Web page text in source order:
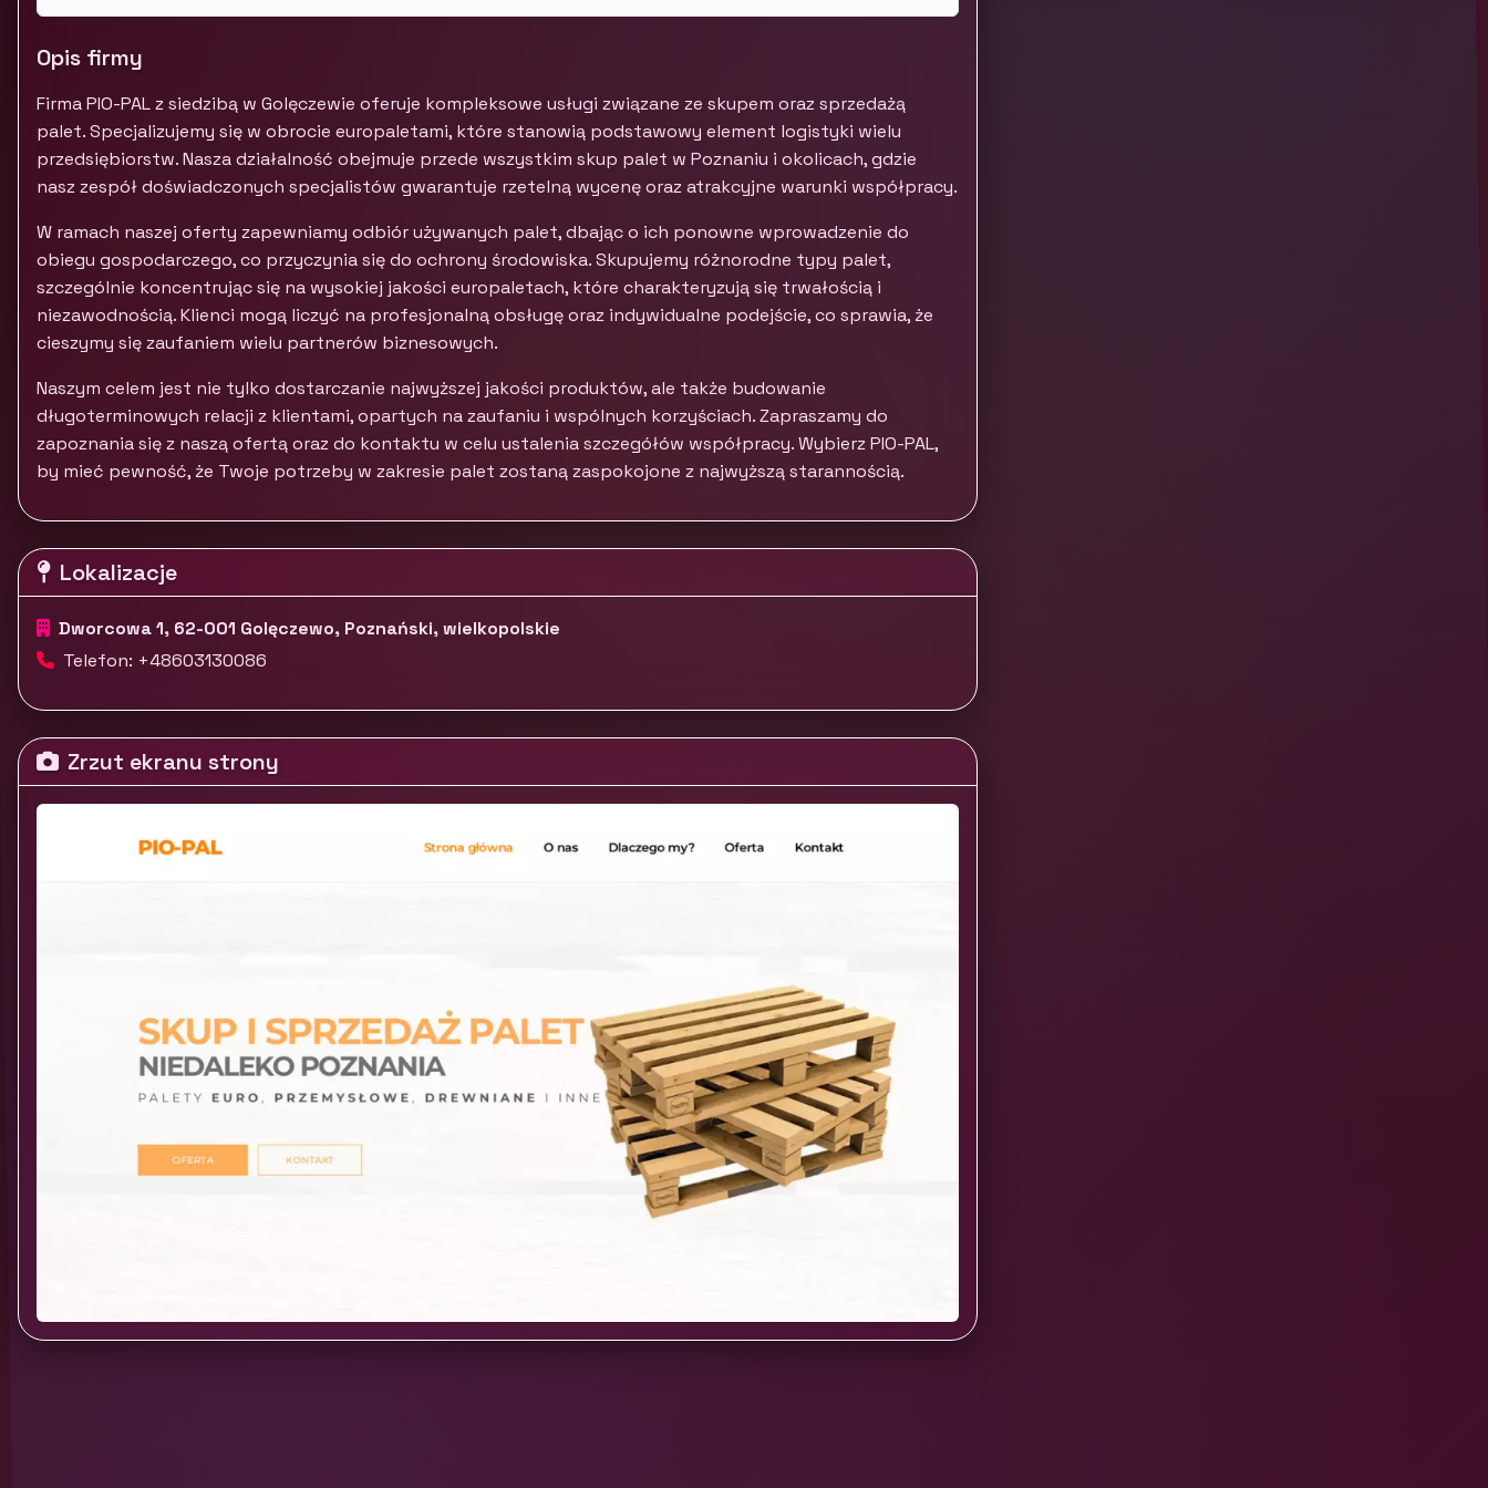
Opis firmy
Firma PIO-PAL z siedzibą w Golęczewie oferuje kompleksowe usługi związane ze skupem oraz sprzedażą
palet. Specjalizujemy się w obrocie europaletami, które stanowią podstawowy element logistyki wielu
przedsiębiorstw. Nasza działalność obejmuje przede wszystkim skup palet w Poznaniu i okolicach, gdzie
nasz zespół doświadczonych specjalistów gwarantuje rzetelną wycenę oraz atrakcyjne warunki współpracy.
W ramach naszej oferty zapewniamy odbiór używanych palet, dbając o ich ponowne wprowadzenie do
obiegu gospodarczego, co przyczynia się do ochrony środowiska. Skupujemy różnorodne typy palet,
szczególnie koncentrując się na wysokiej jakości europaletach, które charakteryzują się trwałością i
niezawodnością. Klienci mogą liczyć na profesjonalną obsługę oraz indywidualne podejście, co sprawia, że
cieszymy się zaufaniem wielu partnerów biznesowych.
Naszym celem jest nie tylko dostarczanie najwyższej jakości produktów, ale także budowanie
długoterminowych relacji z klientami, opartych na zaufaniu i wspólnych korzyściach. Zapraszamy do
zapoznania się z naszą ofertą oraz do kontaktu w celu ustalenia szczegółów współpracy. Wybierz PIO-PAL,
by mieć pewność, że Twoje potrzeby w zakresie palet zostaną zaspokojone z najwyższą starannością.
Lokalizacje
Dworcowa 1, 62-001 Golęczewo, Poznański, wielkopolskie
Telefon: +48603130086
Zrzut ekranu strony